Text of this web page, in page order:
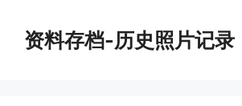
资料存档-历史照片记录